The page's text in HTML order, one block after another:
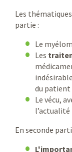
Les
partie :
Le
Les
du patient
Le vécu,
l’actualité
En seconde